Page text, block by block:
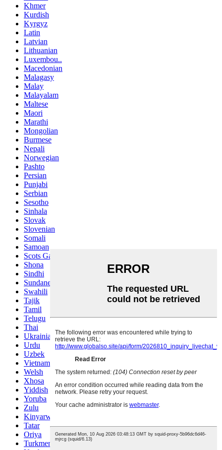
Khmer
Kurdish
Kyrgyz
Latin
Latvian
Lithuanian
Luxembou..
Macedonian
Malagasy
Malay
Malayalam
Maltese
Maori
Marathi
Mongolian
Burmese
Nepali
Norwegian
Pashto
Persian
Punjabi
Serbian
Sesotho
Sinhala
Slovak
Slovenian
Somali
Samoan
Scots Gaelic
Shona
Sindhi
Sundanese
Swahili
Tajik
Tamil
Telugu
Thai
Ukrainian
Urdu
Uzbek
Vietnamese
Welsh
Xhosa
Yiddish
Yoruba
Zulu
Kinyarwanda
Tatar
Oriya
Turkmen